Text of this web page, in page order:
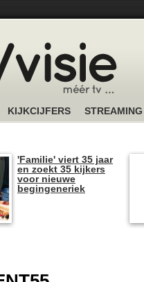
KIJKCIJFERS STREAMING
'Familie' viert 35 jaar
en zoekt 35 kijkers
voor nieuwe
begingeneriek